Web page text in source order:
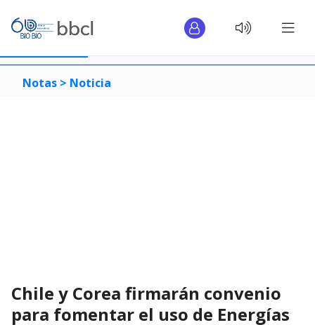
Notas > Noticia
Chile y Corea firmarán convenio
para fomentar el uso de Energías